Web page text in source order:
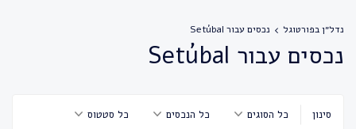
נדל״ן בפורטוגל נכסים עבור Setúbal
נכסים עבור Setúbal
סינון כל הסוגים כל הנכסים כל סטטוס